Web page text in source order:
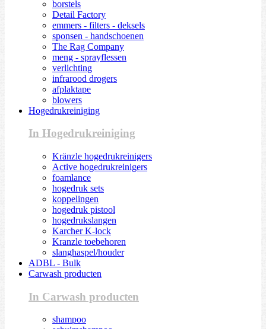
borstels
Detail Factory
emmers - filters - deksels
sponsen - handschoenen
The Rag Company
meng - sprayflessen
verlichting
infrarood drogers
afplaktape
blowers
Hogedrukreiniging
In Hogedrukreiniging
Kränzle hogedrukreinigers
Active hogedrukreinigers
foamlance
hogedruk sets
koppelingen
hogedruk pistool
hogedrukslangen
Karcher K-lock
Kranzle toebehoren
slanghaspel/houder
ADBL - Bulk
Carwash producten
In Carwash producten
shampoo